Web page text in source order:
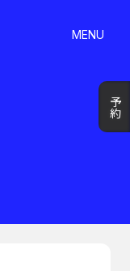
MENU
予約
予約